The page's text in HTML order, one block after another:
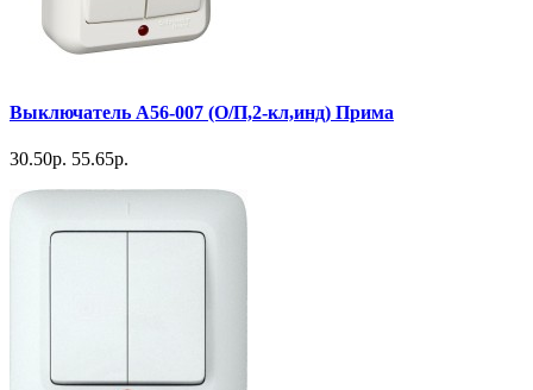
Выключатель А56-007 (О/П,2-кл,инд) Прима
30.50р. 55.65р.